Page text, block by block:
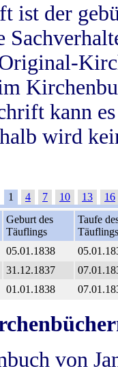
ist der
kann
wird
1 4 7 10 13
16
Geburt des
Täuflings
Taufe
Täuflings
05.01.1838
31.12.1837
01.01.1838
von